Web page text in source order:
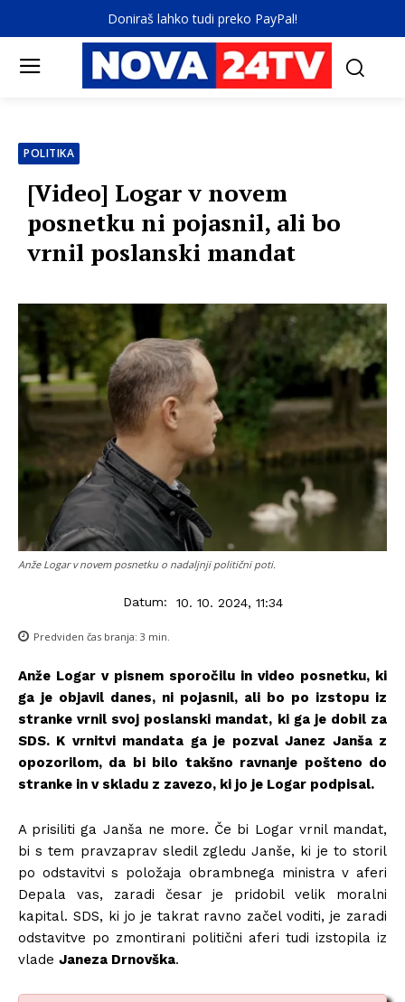
Doniraš lahko tudi preko PayPal!
POLITIKA
[Video] Logar v novem
posnetku ni pojasnil, ali bo
vrnil poslanski mandat
Anže Logar v novem posnetku o nadaljnji politični poti.
Datum: 10. 10. 2024, 11:34
Predviden čas branja: 3 min.
Anže Logar v pisnem sporočilu in video posnetku, ki
ga je objavil danes, ni pojasnil, ali bo po izstopu iz
stranke vrnil svoj poslanski mandat, ki ga je dobil za
SDS. K vrnitvi mandata ga je pozval Janez Janša z
opozorilom, da bi bilo takšno ravnanje pošteno do
stranke in v skladu z zavezo, ki jo je Logar podpisal.
A prisiliti ga Janša ne more. Če bi Logar vrnil mandat,
bi s tem pravzaprav sledil zgledu Janše, ki je to storil
po odstavitvi s položaja obrambnega ministra v aferi
Depala vas, zaradi česar je pridobil velik moralni
kapital. SDS, ki jo je takrat ravno začel voditi, je zaradi
odstavitve po zmontirani politični aferi tudi izstopila iz
vlade Janeza Drnovška.